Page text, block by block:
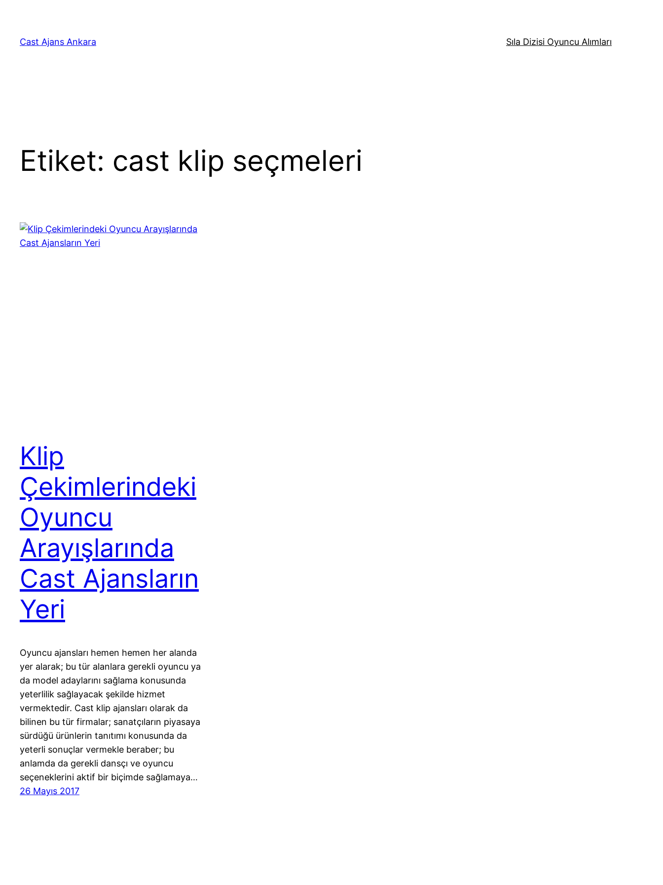
Cast Ajans Ankara
Sıla Dizisi Oyuncu Alımları
Etiket: cast klip seçmeleri
Klip
Çekimlerindeki
Oyuncu
Arayışlarında
Cast Ajansların
Yeri
Oyuncu ajansları hemen hemen her alanda
yer alarak; bu tür alanlara gerekli oyuncu ya
da model adaylarını sağlama konusunda
yeterlilik sağlayacak şekilde hizmet
vermektedir. Cast klip ajansları olarak da
bilinen bu tür firmalar; sanatçıların piyasaya
sürdüğü ürünlerin tanıtımı konusunda da
yeterli sonuçlar vermekle beraber; bu
anlamda da gerekli dansçı ve oyuncu
seçeneklerini aktif bir biçimde sağlamaya…
26 Mayıs 2017